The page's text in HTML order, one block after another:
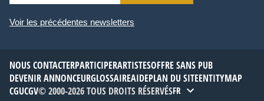
Voir les précédentes newsletters
NOUS CONTACTERPARTICIPERARTISTESOFFRE SANS PUB
DEVENIR ANNONCEURGLOSSAIREAIDEPLAN DU SITEENTITYMAP
CGUCGV© 2000-2026 TOUS DROITS RÉSERVÉSFR